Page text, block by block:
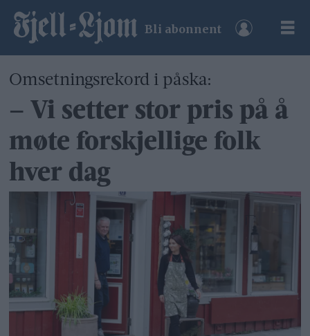
Bli abonnent
Omsetningsrekord i påska:
– Vi setter stor pris på å
møte forskjellige folk
hver dag